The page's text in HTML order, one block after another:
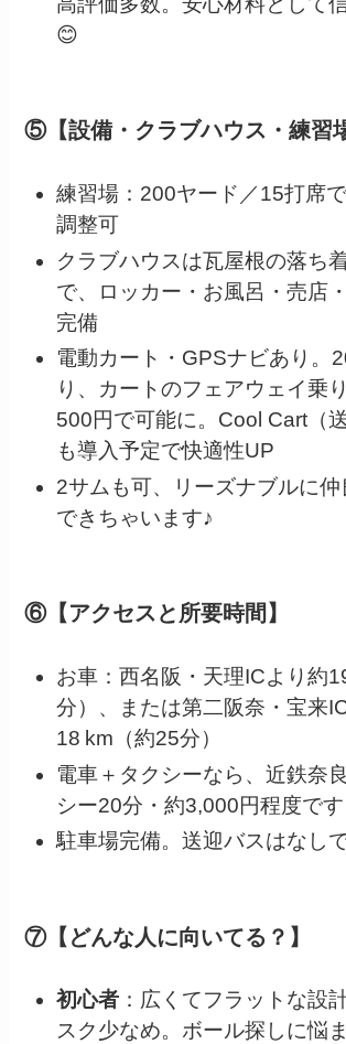
😊
⑤【設備・クラブハウス・練習
練習場：200ヤード／15打席
調整可
クラブハウスは瓦屋根の落ち
で、ロッカー・お風呂・売店
完備
電動カート・GPSナビあり。
り、カートのフェアウェイ乗
500円で可能に。Cool Cart（
も導入予定で快適性UP
2サムも可、リーズナブルに仲
できちゃいます♪
⑥【アクセスと所要時間】
お車：西名阪・天理ICより約
分）、または第二阪奈・宝来
18 km（約25分）
電車＋タクシーなら、近鉄奈
シー20分・約3,000円程度です
駐車場完備。送迎バスはなしで
⑦【どんな人に向いてる？】
初心者：広くてフラットな設
スク少なめ。ボール探しに悩